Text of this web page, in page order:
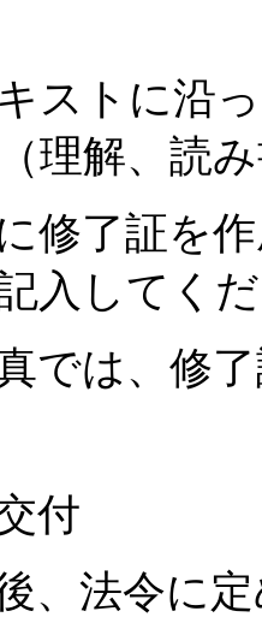
ストに沿
理解、読
修了証を
入してく
では、修
付
、法令に